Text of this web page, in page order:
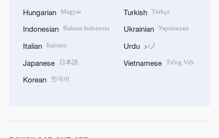
Hungarian Magyar
Indonesian Bahasa Indonesia
Italian Italiano
Japanese 日本語
Korean 한국어
Turkish Türkçe
Ukrainian Українська
Urdu اردو
Vietnamese Tiếng Việt